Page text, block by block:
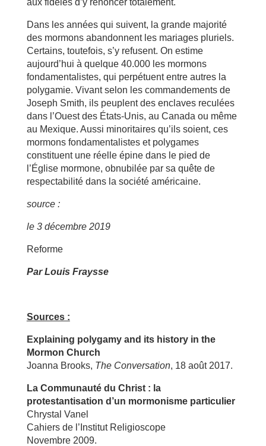
Dans les années qui suivent, la grande majorité
des mormons abandonnent les mariages pluriels.
Certains, toutefois, s’y refusent. On estime
aujourd’hui à quelque 40.000 les mormons
fondamentalistes, qui perpétuent entre autres la
polygamie. Vivant selon les commandements de
Joseph Smith, ils peuplent des enclaves reculées
dans l’Ouest des États-Unis, au Canada ou même
au Mexique. Aussi minoritaires qu’ils soient, ces
mormons fondamentalistes et polygames
constituent une réelle épine dans le pied de
l’Église mormone, obnubilée par sa quête de
respectabilité dans la société américaine.
source :
le 3 décembre 2019
Reforme
Par Louis Fraysse
Sources :
Explaining polygamy and its history in the
Mormon Church
Joanna Brooks, The Conversation, 18 août 2017.
La Communauté du Christ : la
protestantisation d’un mormonisme particulier
Chrystal Vanel
Cahiers de l’Institut Religioscope
Novembre 2009.